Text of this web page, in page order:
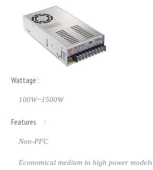
Wattage :
100W~1500W
Features :
Non-PFC
Economical medium to high power models